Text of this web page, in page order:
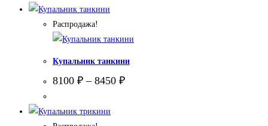
9900 ₽.
Распродажа!
Купальник танкини
8100 ₽ – 8450 ₽